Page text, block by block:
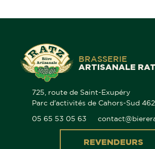
BRASSERIE
ARTISANALE
725, route de Saint-Exupéry
Parc d'activités de Cahors-Sud
05 65 53 05 63
REVENDEURS